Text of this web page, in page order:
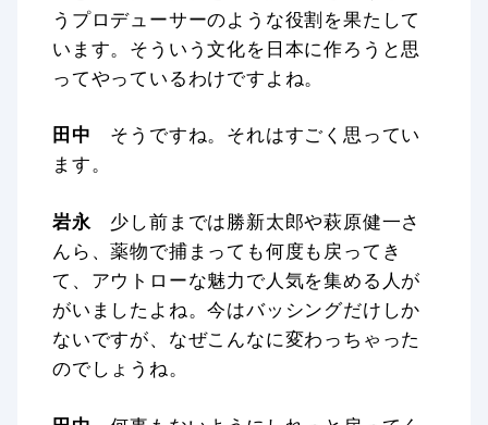
うプロデューサーのような役割を果たして
います。そういう文化を日本に作ろうと思
ってやっているわけですよね。
田中 そうですね。それはすごく思ってい
ます。
岩永少し前までは勝新太郎や萩原健一さ
んら、薬物で捕まっても何度も戻ってき
て、アウトローな魅力で人気を集める人が
がいましたよね。今はバッシングだけしか
ないですが、なぜこんなに変わっちゃった
のでしょうね。